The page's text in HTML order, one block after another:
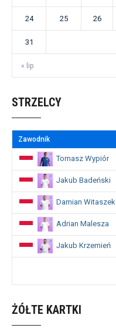
« lip
24 25 26
31
STRZELCY
Zawodnik
Tomasz Wypiór
Jakub Badeński
Damian Witaszek
Adrian Malesza
Jakub Krzemień
ŻÓŁTE KARTKI